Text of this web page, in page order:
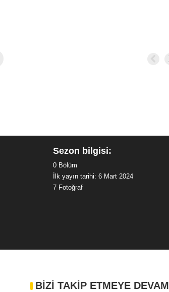
Sezon bilgisi:
0 Bölüm
İlk yayın tarihi: 6 Mart 2024
7 Fotoğraf
BİZİ TAKİP ETMEYE DEVAM